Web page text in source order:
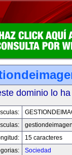
dominio lo
15 caracteres
Sociedad